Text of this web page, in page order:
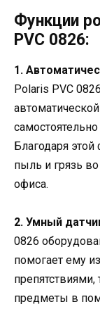
Функции
PVC 0826:
1.
Polaris PVC
Благодаря
пыль и грязь
офиса.
2. Умный
0826
помогает ему
предметы в